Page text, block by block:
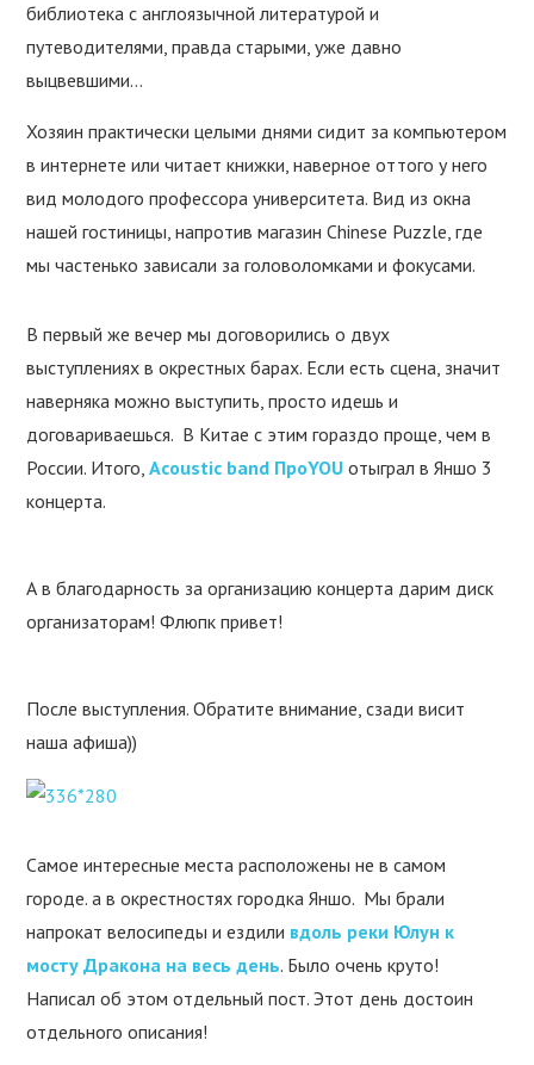
библиотека с англоязычной литературой и
путеводителями, правда старыми, уже давно
выцвевшими…
Хозяин практически целыми днями сидит за компьютером
в интернете или читает книжки, наверное оттого у него
вид молодого профессора университета. Вид из окна
нашей гостиницы, напротив магазин Chinese Puzzle, где
мы частенько зависали за головоломками и фокусами.
В первый же вечер мы договорились о двух
выступлениях в окрестных барах. Если есть сцена, значит
наверняка можно выступить, просто идешь и
договариваешься. В Китае с этим гораздо проще, чем в
России. Итого,Acoustic band ПроYOU отыграл в Яншо 3
концерта.
А в благодарность за организацию концерта дарим диск
организаторам! Флюпк привет!
После выступления. Обратите внимание, сзади висит
наша афиша))
Самое интересные места расположены не в самом
городе. а в окрестностях городка Яншо. Мы брали
напрокат велосипеды и ездили вдоль реки Юлун к
мосту Дракона на весь день. Было очень круто!
Написал об этом отдельный пост. Этот день достоин
отдельного описания!